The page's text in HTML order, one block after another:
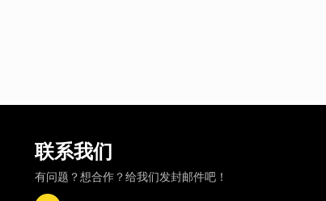
联系我们
有问题？想合作？给我们发封邮件吧！